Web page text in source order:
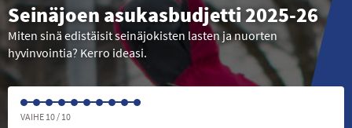
Seinäjoen asukasbudjetti 2025-26
Miten sinä edistäisit seinäjokisten lasten ja nuorten
hyvinvointia? Kerro ideasi.
VAIHE 10 / 10